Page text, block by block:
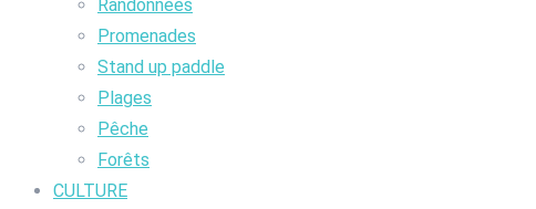
Randonnées
Promenades
Stand up paddle
Plages
Pêche
Forêts
CULTURE